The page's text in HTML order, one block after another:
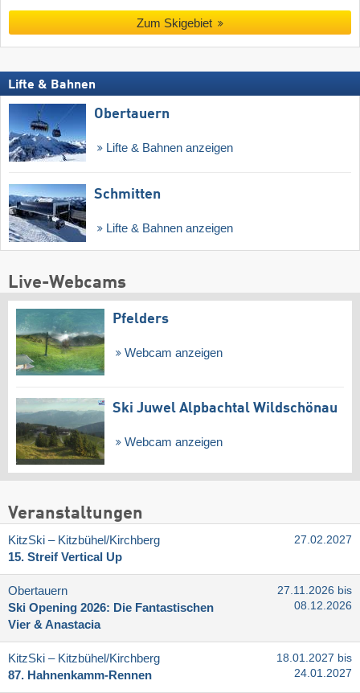
Zum Skigebiet
Lifte & Bahnen
Obertauern
Lifte & Bahnen anzeigen
Schmitten
Lifte & Bahnen anzeigen
Live-Webcams
Pfelders
Webcam anzeigen
Ski Juwel Alpbachtal Wildschönau
Webcam anzeigen
Veranstaltungen
KitzSki – Kitzbühel/​Kirchberg
15. Streif Vertical Up
27.02.2027
Obertauern
Ski Opening 2026: Die Fantastischen
Vier & Anastacia
27.11.2026 bis
08.12.2026
KitzSki – Kitzbühel/​Kirchberg
87. Hahnenkamm-Rennen
18.01.2027 bis
24.01.2027